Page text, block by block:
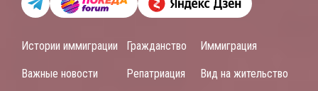
Истории иммиграции
Важные новости
Гражданство
Репатриация
Иммиграция
Вид на жительство